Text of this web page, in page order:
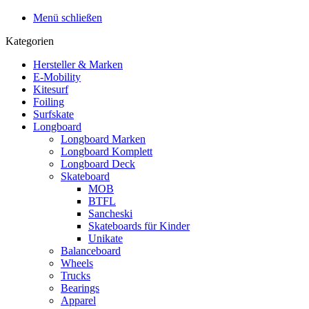
Menü schließen
Kategorien
Hersteller & Marken
E-Mobility
Kitesurf
Foiling
Surfskate
Longboard
Longboard Marken
Longboard Komplett
Longboard Deck
Skateboard
MOB
BTFL
Sancheski
Skateboards für Kinder
Unikate
Balanceboard
Wheels
Trucks
Bearings
Apparel